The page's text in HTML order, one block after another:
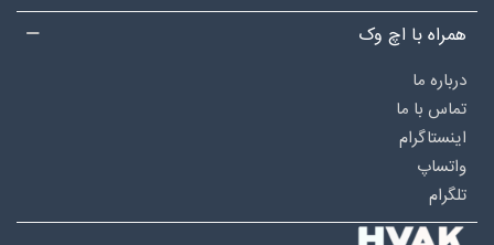
همراه با اچ وک
درباره‌ ما
تماس با ما
اینستاگرام
واتساپ
تلگرام